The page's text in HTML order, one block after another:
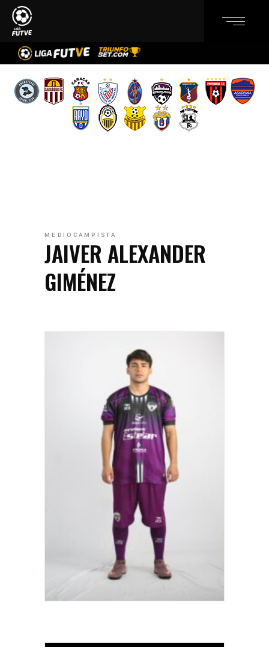
MEDIOCAMPISTA
JAIVER ALEXANDER
GIMÉNEZ